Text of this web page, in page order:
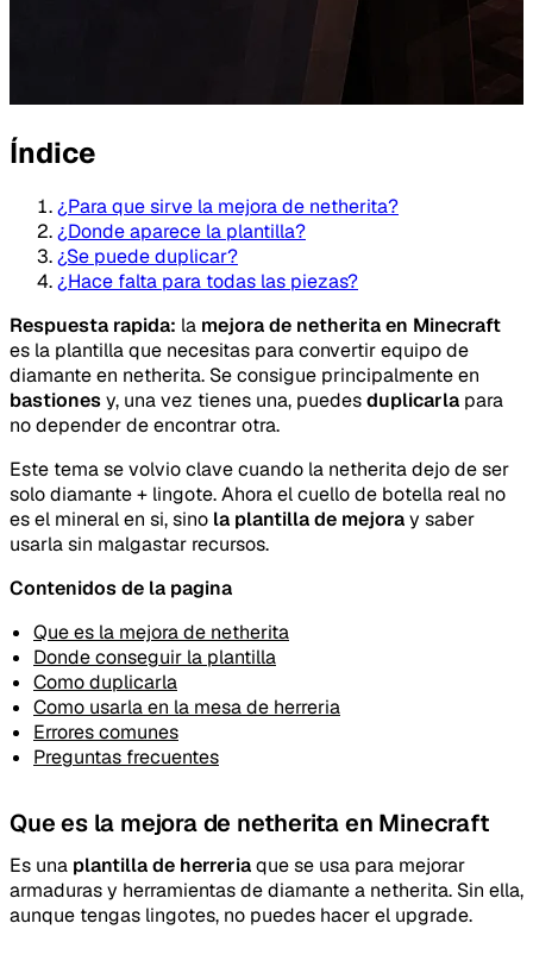
Índice
¿Para que sirve la mejora de netherita?
¿Donde aparece la plantilla?
¿Se puede duplicar?
¿Hace falta para todas las piezas?
Respuesta rapida: la mejora de netherita en Minecraft
es la plantilla que necesitas para convertir equipo de
diamante en netherita. Se consigue principalmente en
bastionesy, una vez tienes una, puedesduplicarla para
no depender de encontrar otra.
Este tema se volvio clave cuando la netherita dejo de ser
solo diamante + lingote. Ahora el cuello de botella real no
es el mineral en si, sino la plantilla de mejoray saber
usarla sin malgastar recursos.
Contenidos de la pagina
Que es la mejora de netherita
Donde conseguir la plantilla
Como duplicarla
Como usarla en la mesa de herreria
Errores comunes
Preguntas frecuentes
Que es la mejora de netherita en Minecraft
Es una plantilla de herreriaque se usa para mejorar
armaduras y herramientas de diamante a netherita. Sin ella,
aunque tengas lingotes, no puedes hacer el upgrade.